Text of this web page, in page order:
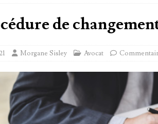
de
Morgane Sisley Avocat